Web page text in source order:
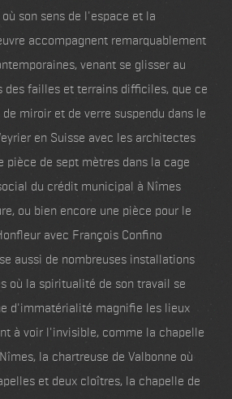
son sens de l'espace et la
accompagnent remarquablement
venant se glisser au
des failles et terrains difficiles, que ce
miroir et de verre suspendu dans le
en Suisse avec les architectes
pièce de sept mètres dans la cage
du crédit municipal à Nîmes
ou bien encore une pièce pour le
avec François Confino
aussi de nombreuses installations
où la spiritualité de son travail se
d'immatérialité magnifie les lieux
à voir l'invisible, comme la chapelle
la chartreuse de Valbonne où
et deux cloîtres, la chapelle de